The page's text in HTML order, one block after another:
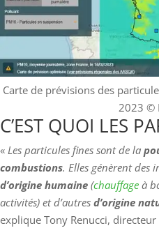
Carte de prévisions des
2023 ©
C’EST QUOI LES
« Les particules fines sont de la
combustions. Elles génèrent des
d’origine humaine (chauffage à
activités) et d’autres d’origine
explique Tony Renucci, directeur